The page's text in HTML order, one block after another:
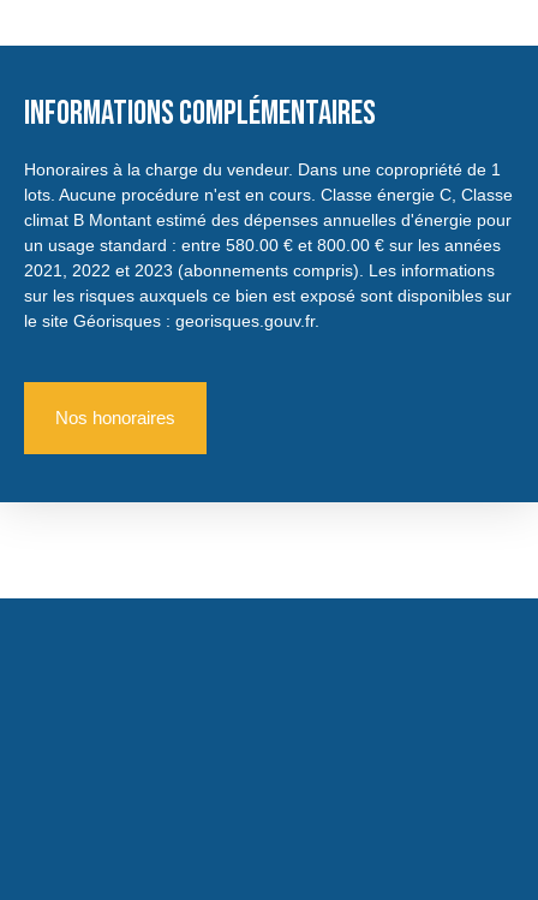
Informations complémentaires
Honoraires à la charge du vendeur. Dans une copropriété de 1
lots. Aucune procédure n'est en cours. Classe énergie C, Classe
climat B Montant estimé des dépenses annuelles d'énergie pour
un usage standard : entre 580.00 € et 800.00 € sur les années
2021, 2022 et 2023 (abonnements compris). Les informations
sur les risques auxquels ce bien est exposé sont disponibles sur
le site Géorisques : georisques.gouv.fr.
Nos honoraires